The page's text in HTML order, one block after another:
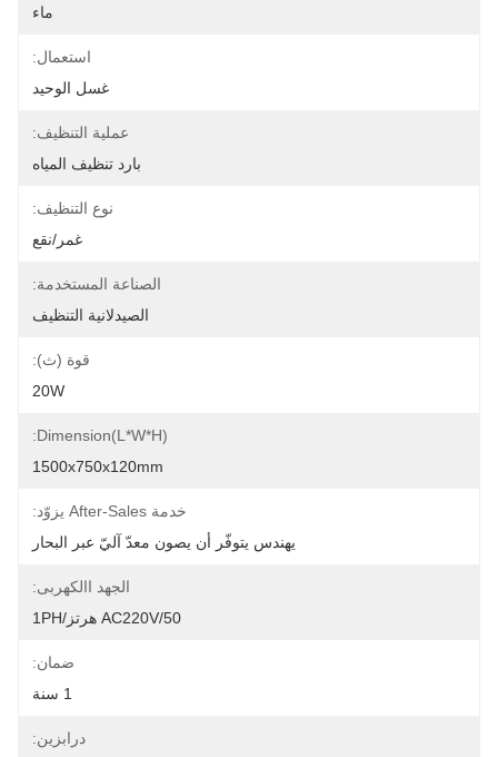
ماء
استعمال:
غسل الوحيد
عملية التنظيف:
بارد تنظيف المياه
نوع التنظيف:
غمر/نقع
الصناعة المستخدمة:
الصيدلانية التنظيف
قوة (ث):
20W
Dimension(L*W*H):
1500x750x120mm
خدمة After-Sales يزوّد:
يهندس يتوفّر أن يصون معدّ آليّ عبر البحار
الجهد االكهربى:
AC220V/50 هرتز/1PH
ضمان:
1 سنة
درابزين: